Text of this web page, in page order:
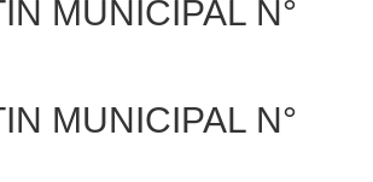
MUNICIPAL N°
MUNICIPAL N°